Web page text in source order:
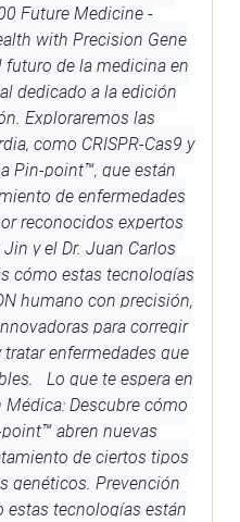
Future Medicine -
with Precision Gene
futuro de la medicina en
dedicado a la edición
Exploraremos las
como CRISPR-Cas9 y
Pin-point™️, que están
de enfermedades
reconocidos expertos
y el Dr. Juan Carlos
cómo estas tecnologías
humano con precisión,
para corregir
enfermedades que
Lo que te espera en
Descubre cómo
point™️ abren nuevas
de ciertos tipos
genéticos. Prevención
estas tecnologías están